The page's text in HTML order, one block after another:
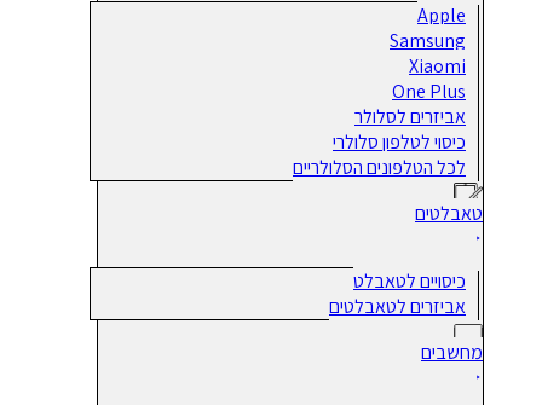
Apple
Samsung
Xiaomi
One Plus
אביזרים לסלולר
כיסוי לטלפון סלולרי
לכל הטלפונים הסלולריים
טאבלטים
כיסויים לטאבלט
אביזרים לטאבלטים
מחשבים